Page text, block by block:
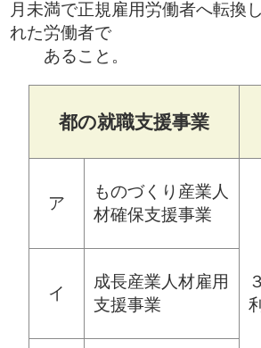
月未満で正規雇用労働者へ転換
れた労働者で
あること。
都の就職支援事業
ア
ものづくり産業人
材確保支援事業
イ
成長産業人材雇用
支援事業